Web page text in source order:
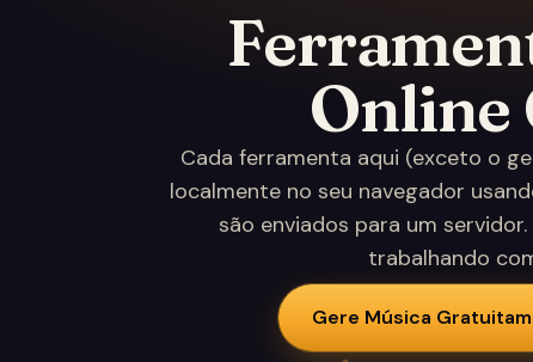
Online
Cada ferramenta aqui (exceto o
localmente no seu navegador
são enviados para um
trabalhando
Gere Música